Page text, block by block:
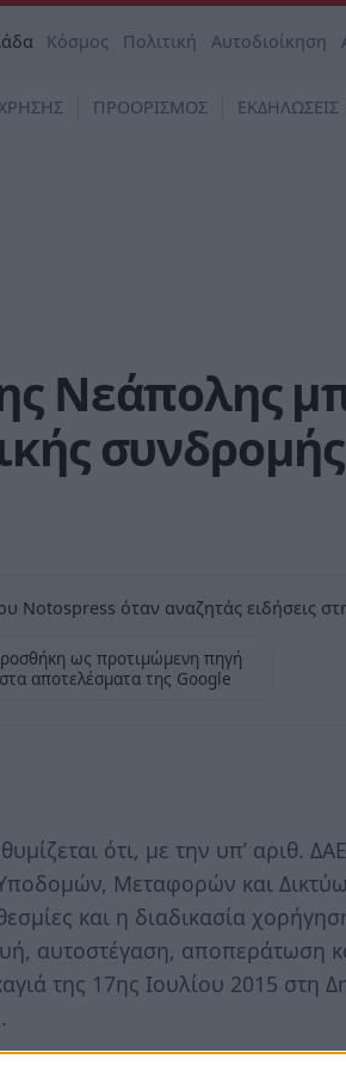
Κόσμος Πολιτική Αυτοδιοίκηση
ΠΡΟΟΡΙΣΜΟΣ ΕΚΔΗΛΩΣΕΙΣ
Νεάπολης
συνδρομής
Notospress όταν αναζητάς ειδήσεις
ως προτιμώμενη πηγή
στα αποτελέσματα της Google
ότι, με την υπ’ αριθ.
Μεταφορών και
και η διαδικασία
αυτοστέγαση, αποπεράτωση
της 17ης Ιουλίου 2015 στη